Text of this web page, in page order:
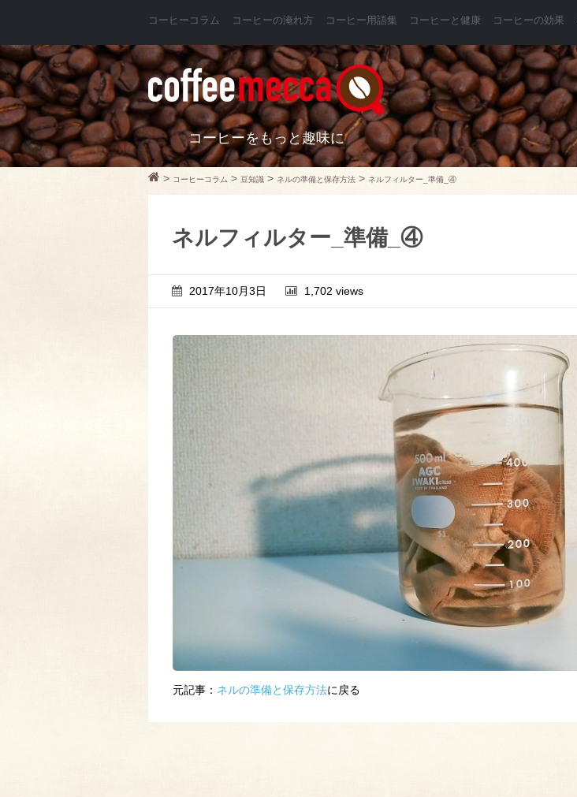
コーヒーコラム コーヒーの淹れ方 コーヒー用語集 コーヒーと健康 コーヒーの効果
コーヒーをもっと趣味に
> コーヒーコラム > 豆知識 > ネルの準備と保存方法 > ネルフィルター_準備_④
ネルフィルター_準備_④
2017年10月3日 1,702 views
元記事： ネルの準備と保存方法に戻る